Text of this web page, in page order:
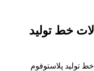
خط تولید